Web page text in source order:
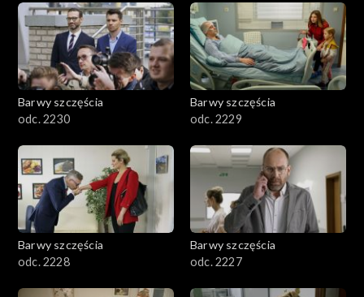
Barwy szczęścia
odc. 2230
Barwy szczęścia
odc. 2229
Barwy szczęścia
odc. 2228
Barwy szczęścia
odc. 2227